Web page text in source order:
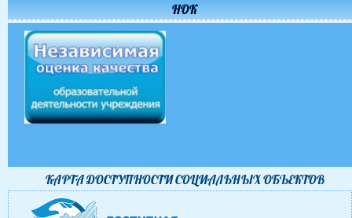
НОК
КАРТА ДОСТУПНОСТИ CОЦИАЛЬНЫХ ОБЪЕКТОВ